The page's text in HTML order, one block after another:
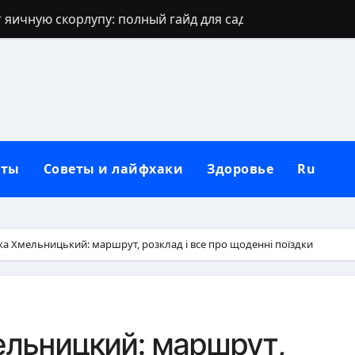
скорлупу: полный гайд для сада
духовный щит дома, семьи и сердца
рассаду перца без потерь
наследуют исключительно от отца
чтобы сформировать новую привычку
полный гид по правилам севооборота
Советы и лайфхаки Здоровье Ru
Хмельницький: маршрут, розклад і все про щоденні поїздки
маршрут,